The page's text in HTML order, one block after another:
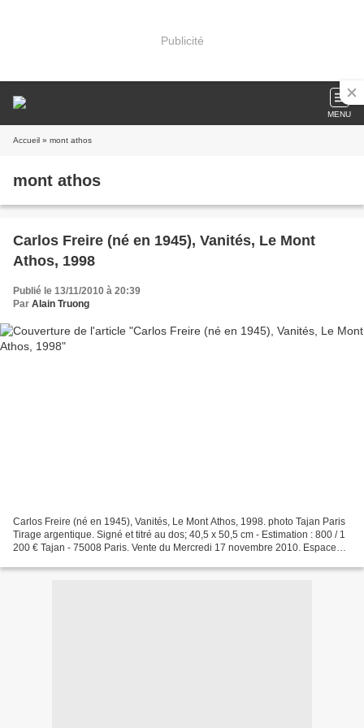
Publicité
MENU
Accueil » mont athos
mont athos
Carlos Freire (né en 1945), Vanités, Le Mont
Athos, 1998
Publié le 13/11/2010 à 20:39
Par Alain Truong
Carlos Freire (né en 1945), Vanités, Le Mont Athos, 1998. photo Tajan Paris
Tirage argentique. Signé et titré au dos; 40,5 x 50,5 cm - Estimation : 800 / 1
200 € Tajan - 75008 Paris. Vente du Mercredi 17 novembre 2010. Espace